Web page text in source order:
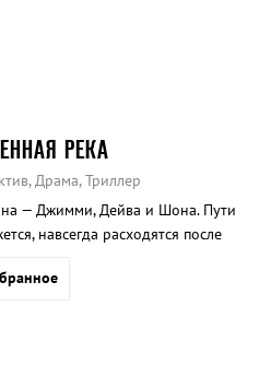
РЕКА
Драма, Триллер
— Джимми, Дейва и Шона. Пути
навсегда расходятся после